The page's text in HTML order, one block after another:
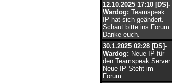
12.10.2025 17:10 [DS]-
Wardog: Teamspeak
IP hat sich geändert.
Schaut bitte ins Forum.
Danke euch.
30.1.2025 02:28 [DS]-
Wardog: Neue IP für
den Teamspeak Server.
Neue IP Steht im
Forum